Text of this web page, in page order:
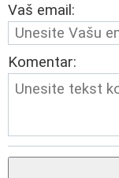
Vaš email:
Komentar: